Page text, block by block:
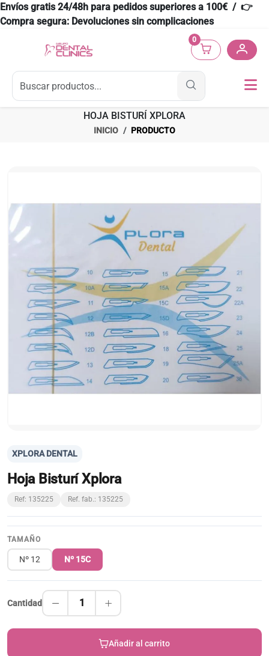
Envíos gratis 24/48h para pedidos superiores a 100€ / 👉
Compra segura: Devoluciones sin complicaciones
0
HOJA BISTURÍ XPLORA
INICIO PRODUCTO
XPLORA DENTAL
Hoja Bisturí Xplora
Ref: 135225 Ref. fab.: 135225
TAMAÑO
Nº 12 Nº 15C
Cantidad 1
Añadir al carrito